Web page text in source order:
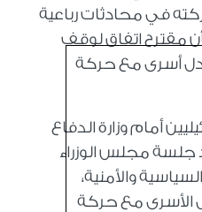
في محادثات رباعية
مقترح اتفاق لوقف
أسرى مع حركة
أمام وزارة الدفاع
جلسة مجلس الوزراء
والأمنية،
الأسرى مع حركة